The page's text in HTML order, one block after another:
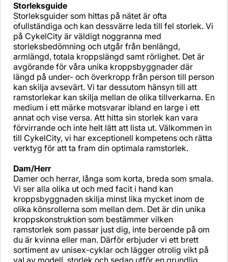
Storleksguide
Storleksguider som hittas på nätet är ofta
ofullständiga och kan dessvärre leda till fel storlek. Vi
på CykelCity är väldigt noggranna med
storleksbedömning och utgår från benlängd,
armlängd, totala kroppslängd samt rörlighet. Det är
avgörande för våra unika kroppsbyggnader där
längd på under- och överkropp från person till person
kan skilja avsevärt. Vi tar dessutom hänsyn till att
ramstorlekar kan skilja mellan de olika tillverkarna. En
medium i ett märke motsvarar ibland en large i ett
annat och vise versa. Att hitta sin storlek kan vara
förvirrande och inte helt lätt att lista ut. Välkommen in
till CykelCity, vi har exceptionell kompetens och rätta
verktyg för att ta fram din optimala ramstorlek.
Dam/Herr
Damer och herrar, långa som korta, breda som smala.
Vi ser alla olika ut och med facit i hand kan
kroppsbyggnaden skilja minst lika mycket inom de
olika könsrollerna som mellan dem. Det är din unika
kroppskonstruktion som bestämmer vilken
ramstorlek som passar just dig, inte beroende på om
du är kvinna eller man. Därför erbjuder vi ett brett
sortiment av unisex-cyklar och lägger otrolig vikt på